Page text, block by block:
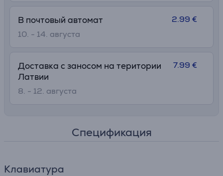
В почтовый автомат
10. - 14. августа
2.99 €
Доставка с заносом на територии
Латвии
8. - 12. августа
7.99 €
Спецификация
Клавиатура